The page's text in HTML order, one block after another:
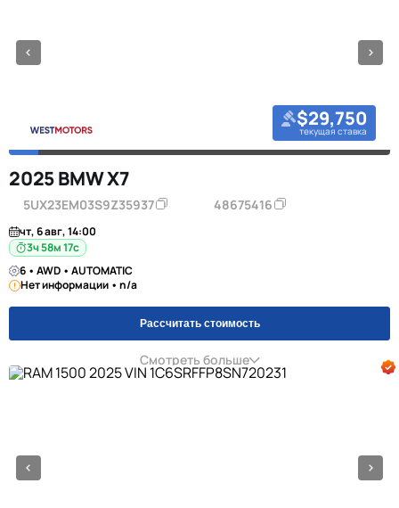
$29,750
текущая ставка
2025 BMW X7
5UX23EM03S9Z35937 48675416
чт, 6 авг, 14:00
3ч 58м 16с
6 • AWD • AUTOMATIC
Нет информации • n/a
Рассчитать стоимость
Смотреть больше